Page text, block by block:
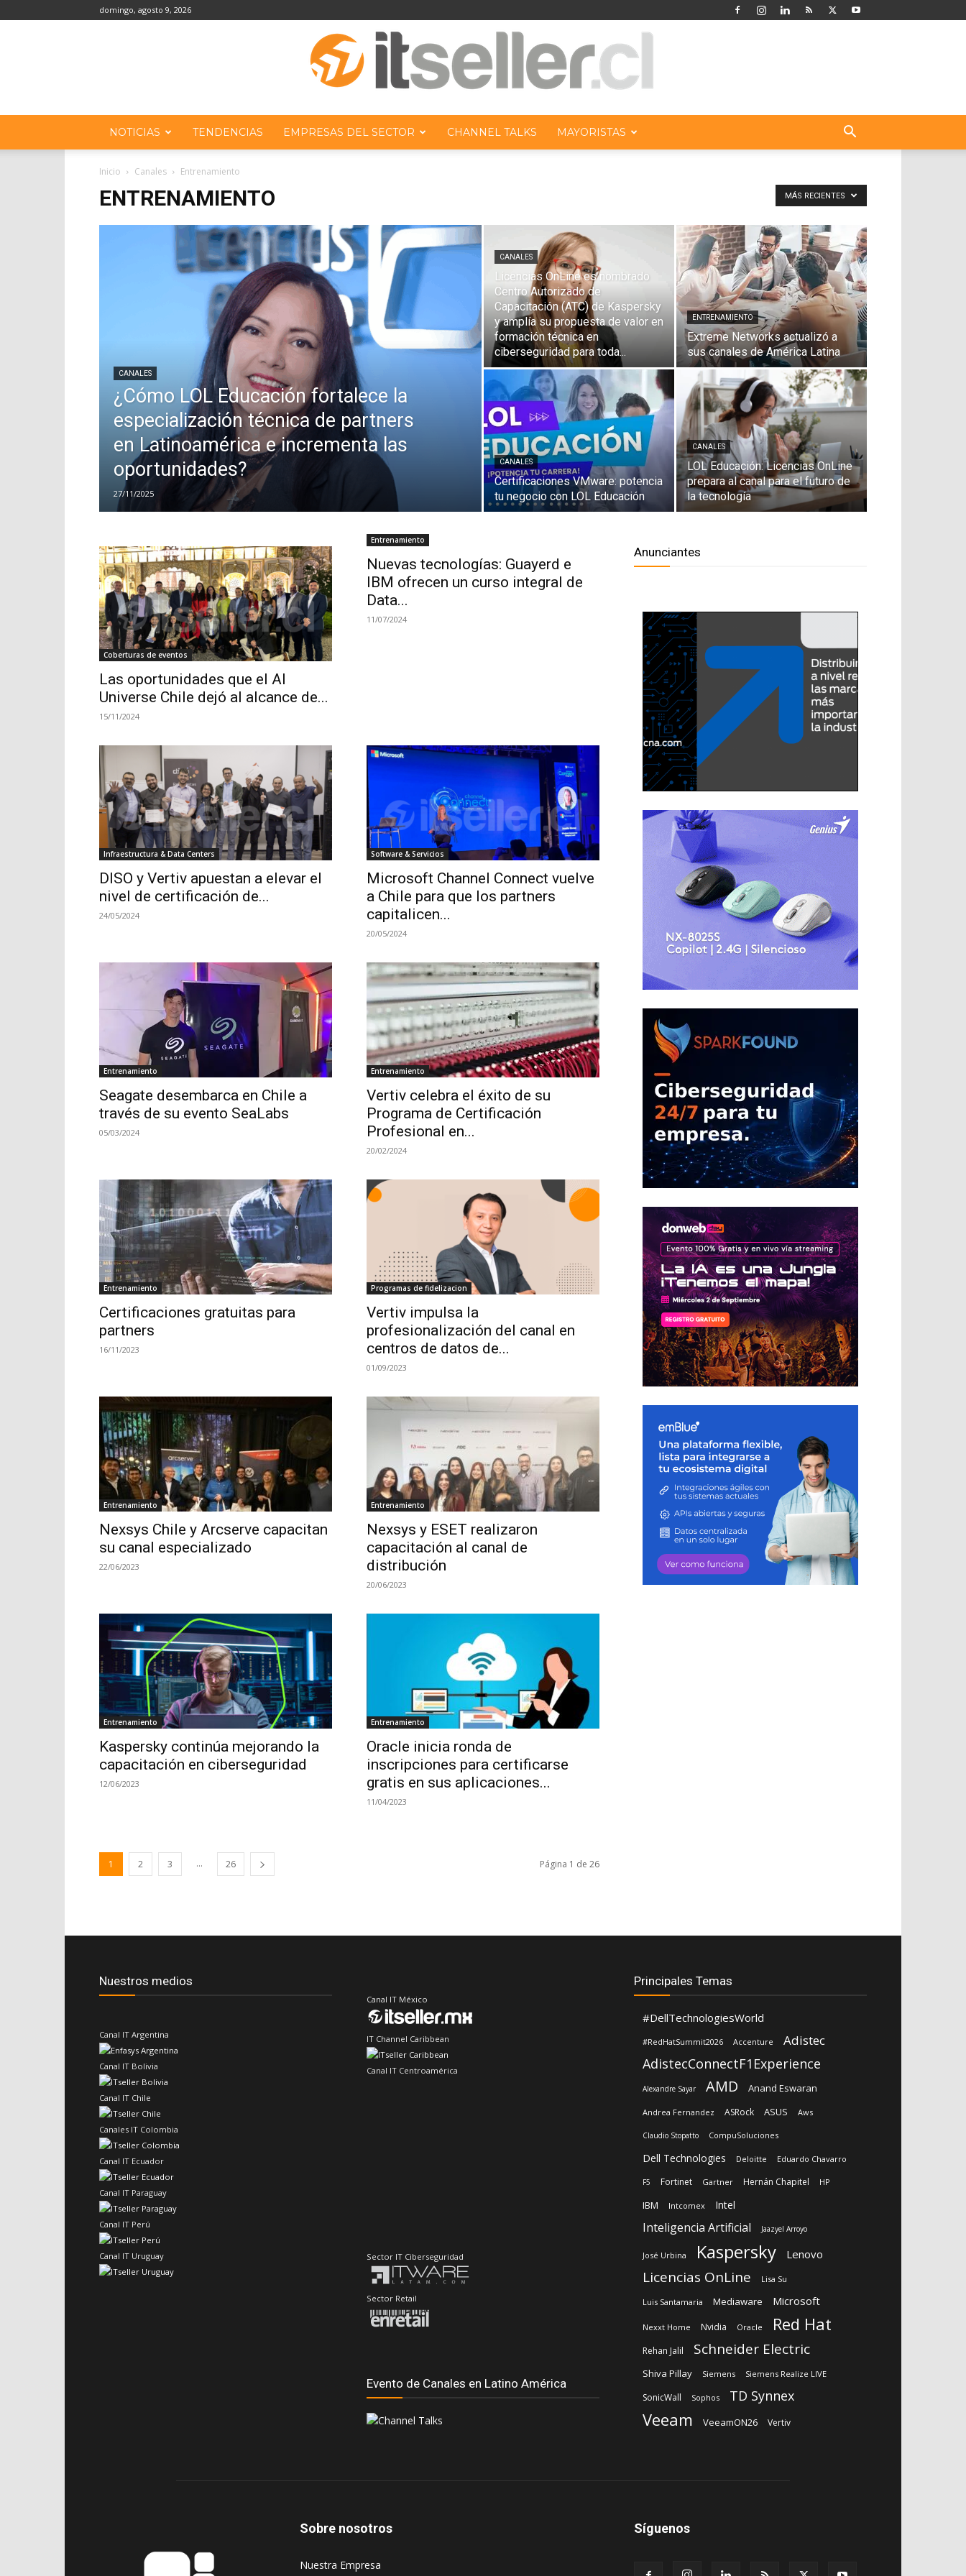
domingo, agosto 9, 2026
Chile
NOTICIAS TENDENCIAS EMPRESAS DEL SECTOR CHANNEL TALKS MAYORISTAS
Inicio Canales Entrenamiento
ENTRENAMIENTO MÁS RECIENTES
CANALES
¿Cómo LOL Educación fortalece la
especialización técnica de partners
en Latinoamérica e incrementa las
oportunidades?
27/11/2025
CANALES
Licencias OnLine es nombrado
Centro Autorizado de
Capacitación (ATC) de Kaspersky
y amplía su propuesta de valor en
formación técnica en
ciberseguridad para toda...
ENTRENAMIENTO
Extreme Networks actualizó a
sus canales de América Latina
CANALES
Certificaciones VMware: potencia
tu negocio con LOL Educación
CANALES
LOL Educación: Licencias OnLine
prepara al canal para el futuro de
la tecnología
Coberturas de eventos
Las oportunidades que el AI
Universe Chile dejó al alcance de...
15/11/2024
Entrenamiento
Nuevas tecnologías: Guayerd e
IBM ofrecen un curso integral de
Data...
11/07/2024
Infraestructura & Data Centers
DISO y Vertiv apuestan a elevar el
nivel de certificación de...
24/05/2024
Software & Servicios
Microsoft Channel Connect vuelve
a Chile para que los partners
capitalicen...
20/05/2024
Entrenamiento
Seagate desembarca en Chile a
través de su evento SeaLabs
05/03/2024
Entrenamiento
Vertiv celebra el éxito de su
Programa de Certificación
Profesional en...
20/02/2024
Entrenamiento
Certificaciones gratuitas para
partners
16/11/2023
Programas de fidelizacion
Vertiv impulsa la
profesionalización del canal en
centros de datos de...
01/09/2023
Entrenamiento
Nexsys Chile y Arcserve capacitan
su canal especializado
22/06/2023
Entrenamiento
Nexsys y ESET realizaron
capacitación al canal de
distribución
20/06/2023
Entrenamiento
Kaspersky continúa mejorando la
capacitación en ciberseguridad
12/06/2023
Entrenamiento
Oracle inicia ronda de
inscripciones para certificarse
gratis en sus aplicaciones...
11/04/2023
1 2 3 ... 26 Página 1 de 26
Anunciantes
Nuestros medios
Canal IT Argentina
Canal IT Bolivia
Canal IT Chile
Canales IT Colombia
Canal IT Ecuador
Canal IT Paraguay
Canal IT Perú
Canal IT Uruguay
Canal IT México
IT Channel Caribbean
Canal IT Centroamérica
Sector IT Ciberseguridad
Sector Retail
Evento de Canales en Latino América
Principales Temas
#DellTechnologiesWorld
#RedHatSummit2026 Accenture Adistec
AdistecConnectF1Experience
Alexandre Sayar AMD Anand Eswaran
Andrea Fernandez ASRock ASUS Aws
Claudio Stopatto CompuSoluciones
Dell Technologies Deloitte Eduardo Chavarro
F5 Fortinet Gartner Hernán Chapitel HP
IBM Intcomex Intel
Inteligencia Artificial Jaazyel Arroyo
José Urbina Kaspersky Lenovo
Licencias OnLine Lisa Su
Luis Santamaria Mediaware Microsoft
Nexxt Home Nvidia Oracle Red Hat
Rehan Jalil Schneider Electric
Shiva Pillay Siemens Siemens Realize LIVE
SonicWall Sophos TD Synnex
Veeam VeeamON26 Vertiv
Sobre nosotros
‎Nuestra Empresa
Síguenos